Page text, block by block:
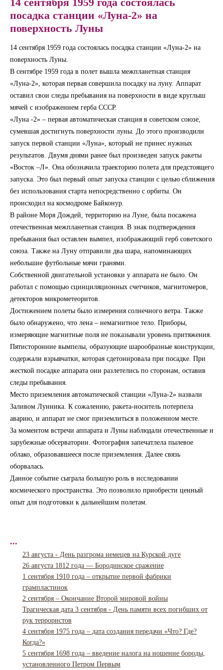
посадка станции «Луна-2» на
поверхность Луны
14 сентября 1959 года состоялась посадка станции «Луна-2» на
поверхность Луны.
В сентябре 1959 года в полет вышла межпланетная станция
«Луна-2», которая первая совершила посадку на луну. Аппарат
оставил свои следы пребывания на поверхности в виде круглыш
мячей с изображением герба СССР.
«Луна -2» – первая автоматическая станция в советском союзе,
сумевшая достигнуть поверхности луны. До этого производили
запуск первой станции «Луна», который не принес нужных
результатов. Двумя днями ранее был произведен запуск ракеты
«Восток –Л». Она обозначила траекторию полета для предстоящего
запуска. Это был первый опыт запуска станции с целью сближения
без использования старта непосредственно с орбиты. Он
происходил на космодроме Байконур.
В районе Моря Дождей, территорию на Луне, была посажена
отечественная межпланетная станция. В знак подтверждения
пребывания был оставлен вымпел, изображающий герб советского
союза. Также на Луну отправили два шара, напоминающих
небольшие футбольные мячи гранями.
Собственной двигательной установки у аппарата не было. Он
работал с помощью сцинциляционных счетчиков, магнитомеров,
детекторов микрометеоритов.
Достижением полеты было измерения солнечного ветра. Также
было обнаружено, что лена – немагнитное тело. Приборы,
измеряющие магнитные поля не показывали уровень притяжения.
Пятисторонние вымпелы, образующие шарообразные конструкции,
содержали взрывчатки, которая сдетонировала при посадке. При
жесткой посадке аппарата они разлетелись по сторонам, оставив
следы пребывания.
Место приземления автоматической станции «Луна-2» назвали
Заливом Лунника. К сожалению, ракета-носитель потерпела
аварию, и аппарат не смог приземлиться в положенном месте.
За моментом встречи аппарата и Луны наблюдали отечественные и
зарубежные обсерватории. Фотография запечатлела пылевое
облако, образовавшееся после приземления. Далее связь
оборвалась.
Данное событие сыграла большую роль в исследовании
космического пространства. Это позволило приобрести ценный
опыт для подготовки к дальнейшим полетам.
...
23 августа - День разгрома немецев на Курской дуге
26 августа 1812 года — Бородинское сражение
1 сентября 1910 года – открытие первой фабрики
грампластинок
2 сентября – Окончание Второй мировой войны
Трагическая дата 3 сентября - День памяти всех погибших от
рук террористов
4 сентября 1975 года – дата создания передачи «Что? Где?
Когда?»
5 сентября 1698 года – введение налога на ношение бороды,
установленного Петром Первым